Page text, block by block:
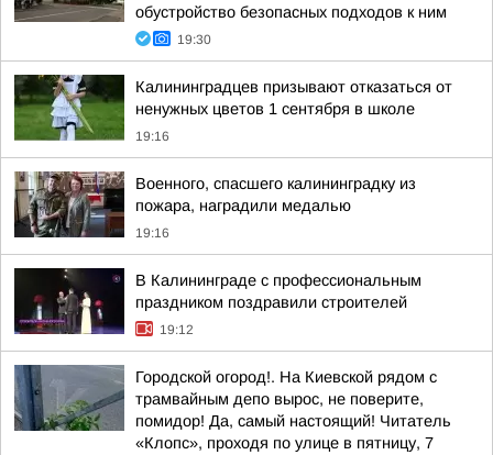
обустройство безопасных подходов к ним
19:30
Калининградцев призывают отказаться от
ненужных цветов 1 сентября в школе
19:16
Военного, спасшего калининградку из
пожара, наградили медалью
19:16
В Калининграде с профессиональным
праздником поздравили строителей
19:12
Городской огород!. На Киевской рядом с
трамвайным депо вырос, не поверите,
помидор! Да, самый настоящий! Читатель
«Клопс», проходя по улице в пятницу, 7